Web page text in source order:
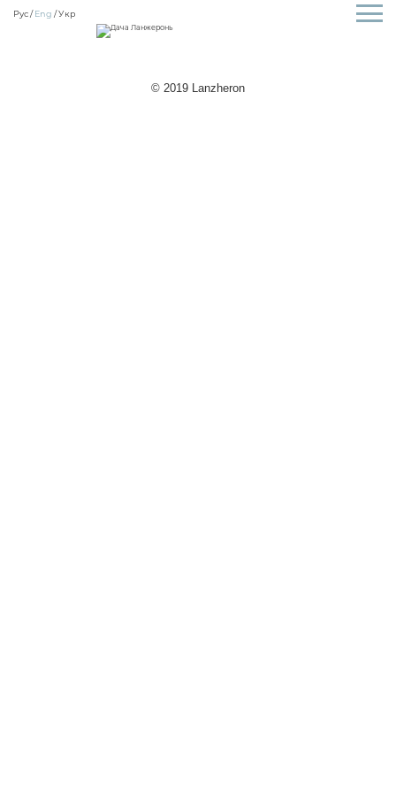
Рус Eng Укр
© 2019 Lanzheron